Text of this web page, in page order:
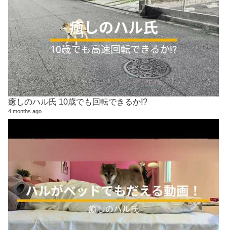
癒しのハル氏 10歳でも回転できるか!?
4 months ago